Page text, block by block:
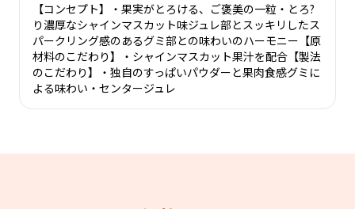
【コンセプト】・果実がとろける、ご褒美の一粒・とろ?
り濃厚なシャインマスカット味ジュレ部とスッキリしたス
パークリング感のあるグミ部との味わいのハーモニー【原
材料のこだわり】・シャインマスカット果汁を配合【製法
のこだわり】・独自のすっぱいパウダーと果肉食感グミに
よる味わい・センタージュレ